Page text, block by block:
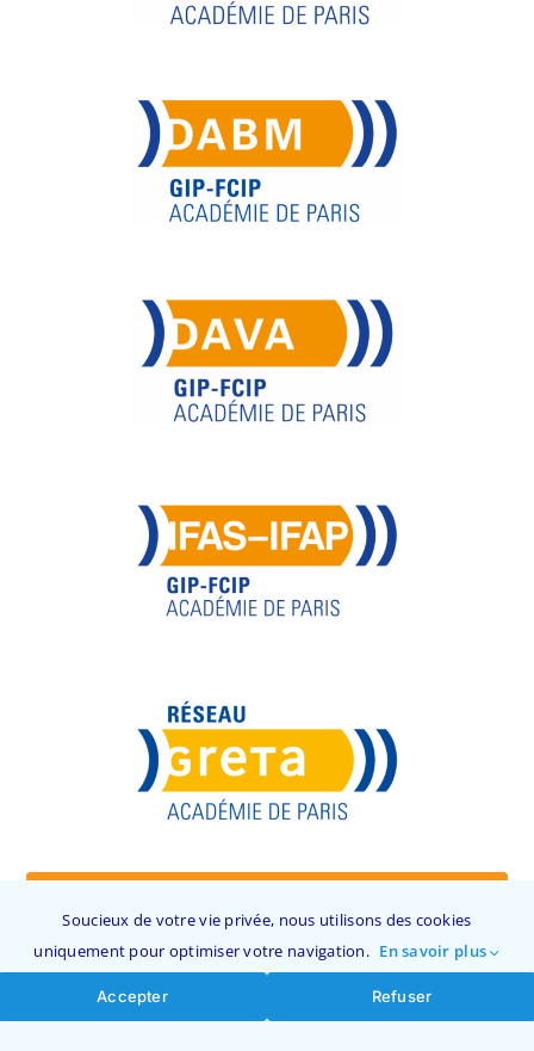
Soucieux de votre vie privée, nous utilisons des cookies
uniquement pour optimiser votre navigation. En savoir plus
Accepter Refuser